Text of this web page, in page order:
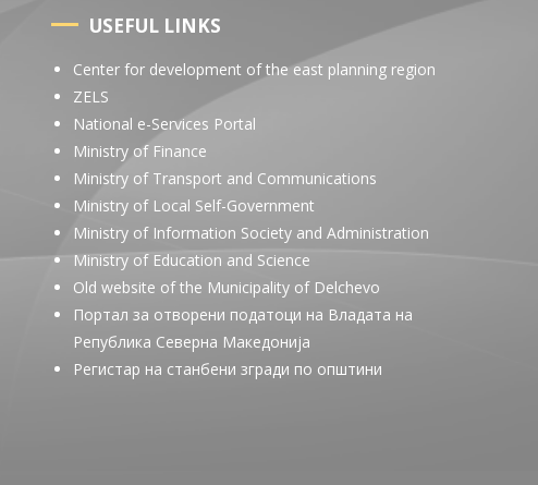
USEFUL LINKS
Center for development of the east planning region
ZELS
National e-Services Portal
Ministry of Finance
Ministry of Transport and Communications
Ministry of Local Self-Government
Ministry of Information Society and Administration
Ministry of Education and Science
Old website of the Municipality of Delchevo
Портал за отворени податоци на Владата на
Република Северна Македонија
Регистар на станбени згради по општини